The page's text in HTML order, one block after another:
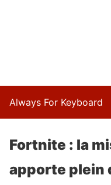
Always For Keyboard
Fortnite : la
apporte plein